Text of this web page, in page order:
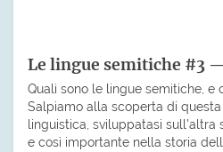
Le lingue semitiche #3
Quali sono le lingue semitiche, e
Salpiamo alla scoperta di
linguistica, sviluppatasi
e così importante nella storia